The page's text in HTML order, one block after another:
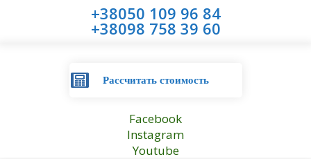
+38050 109 96 84
+38098 758 39 60
Рассчитать стоимость
Facebook
Instagram
Youtube